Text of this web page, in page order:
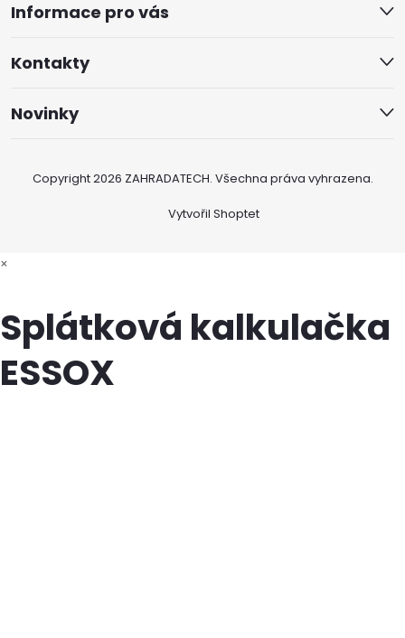
Informace pro vás
Kontakty
Novinky
Vytvořil Shoptet
Copyright 2026 ZAHRADATECH. Všechna práva vyhrazena.
×
Splátková kalkulačka
ESSOX